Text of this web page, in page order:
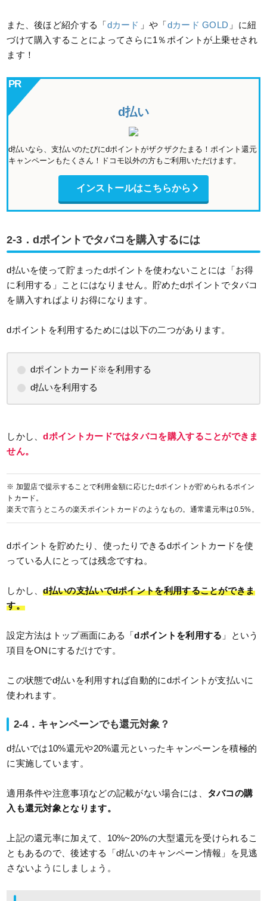
また、後ほど紹介する「dカード 」や「dカード GOLD 」に紐
づけて購入することによってさらに1％ポイントが上乗せされ
ます！
d払い
d払いなら、支払いのたびにdポイントがザクザクたまる！ポイント還元
キャンペーンもたくさん！ドコモ以外の方もご利用いただけます。
インストールはこちらから
2-3．dポイントでタバコを購入するには
d払いを使って貯まったdポイントを使わないことには「お得
に利用する」ことにはなりません。貯めたdポイントでタバコ
を購入すればよりお得になります。
dポイントを利用するためには以下の二つがあります。
dポイントカード※を利用する
d払いを利用する
しかし、dポイントカードではタバコを購入することができま
せん。
※ 加盟店で提示することで利用金額に応じたdポイントが貯められるポイン
トカード。
楽天で言うところの楽天ポイントカードのようなもの。通常還元率は0.5%。
dポイントを貯めたり、使ったりできるdポイントカードを使
っている人にとっては残念ですね。
しかし、d払いの支払いでdポイントを利用することができま
す。
設定方法はトップ画面にある「dポイントを利用する 」という
項目をONにするだけです。
この状態でd払いを利用すれば自動的にdポイントが支払いに
使われます。
2-4．キャンペーンでも還元対象？
d払いでは10%還元や20%還元といったキャンペーンを積極的
に実施しています。
適用条件や注意事項などの記載がない場合には、 タバコの購
入も還元対象となります。
上記の還元率に加えて、10%~20%の大型還元を受けられるこ
ともあるので、後述する「d払いのキャンペーン情報」を見逃
さないようにしましょう。